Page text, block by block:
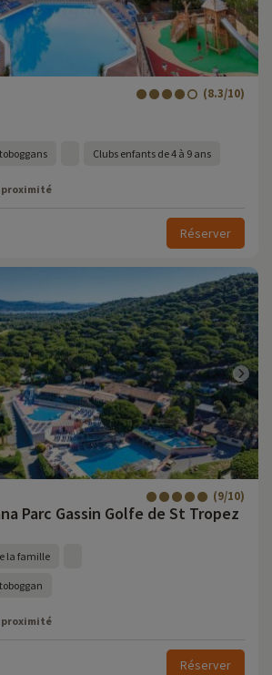
(8.3/10)
Clubs enfants de 4 à 9 ans
proximité
Réserver
Parc Gassin Golfe de St Tropez
(9/10)
la famille
proximité
Réserver